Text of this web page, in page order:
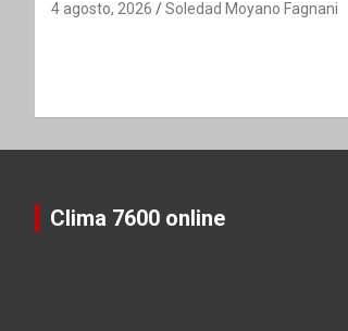
4 agosto, 2026 Soledad Moyano Fagnani
Clima 7600 online